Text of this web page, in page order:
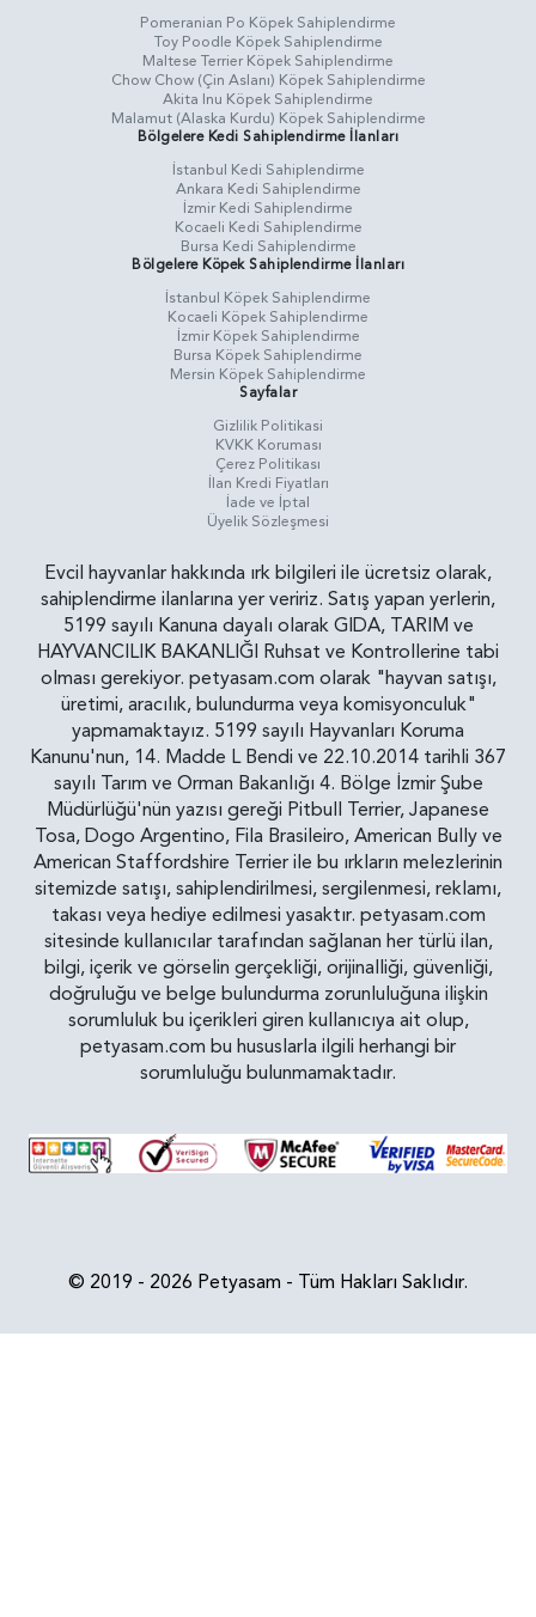
Pomeranian Po Köpek Sahiplendirme
Toy Poodle Köpek Sahiplendirme
Maltese Terrier Köpek Sahiplendirme
Chow Chow (Çin Aslanı) Köpek Sahiplendirme
Akita Inu Köpek Sahiplendirme
Malamut (Alaska Kurdu) Köpek Sahiplendirme
Bölgelere Kedi Sahiplendirme İlanları
İstanbul Kedi Sahiplendirme
Ankara Kedi Sahiplendirme
İzmir Kedi Sahiplendirme
Kocaeli Kedi Sahiplendirme
Bursa Kedi Sahiplendirme
Bölgelere Köpek Sahiplendirme İlanları
İstanbul Köpek Sahiplendirme
Kocaeli Köpek Sahiplendirme
İzmir Köpek Sahiplendirme
Bursa Köpek Sahiplendirme
Mersin Köpek Sahiplendirme
Sayfalar
Gizlilik Politikasi
KVKK Koruması
Çerez Politikası
İlan Kredi Fiyatları
İade ve İptal
Üyelik Sözleşmesi
Evcil hayvanlar hakkında ırk bilgileri ile ücretsiz olarak,
sahiplendirme ilanlarına yer veririz. Satış yapan yerlerin,
5199 sayılı Kanuna dayalı olarak GIDA, TARIM ve
HAYVANCILIK BAKANLIĞI Ruhsat ve Kontrollerine tabi
olması gerekiyor. petyasam.com olarak "hayvan satışı,
üretimi, aracılık, bulundurma veya komisyonculuk"
yapmamaktayız. 5199 sayılı Hayvanları Koruma
Kanunu'nun, 14. Madde L Bendi ve 22.10.2014 tarihli 367
sayılı Tarım ve Orman Bakanlığı 4. Bölge İzmir Şube
Müdürlüğü'nün yazısı gereği Pitbull Terrier, Japanese
Tosa, Dogo Argentino, Fila Brasileiro, American Bully ve
American Staffordshire Terrier ile bu ırkların melezlerinin
sitemizde satışı, sahiplendirilmesi, sergilenmesi, reklamı,
takası veya hediye edilmesi yasaktır. petyasam.com
sitesinde kullanıcılar tarafından sağlanan her türlü ilan,
bilgi, içerik ve görselin gerçekliği, orijinalliği, güvenliği,
doğruluğu ve belge bulundurma zorunluluğuna ilişkin
sorumluluk bu içerikleri giren kullanıcıya ait olup,
petyasam.com bu hususlarla ilgili herhangi bir
sorumluluğu bulunmamaktadır.
© 2019 - 2026 Petyasam - Tüm Hakları Saklıdır.